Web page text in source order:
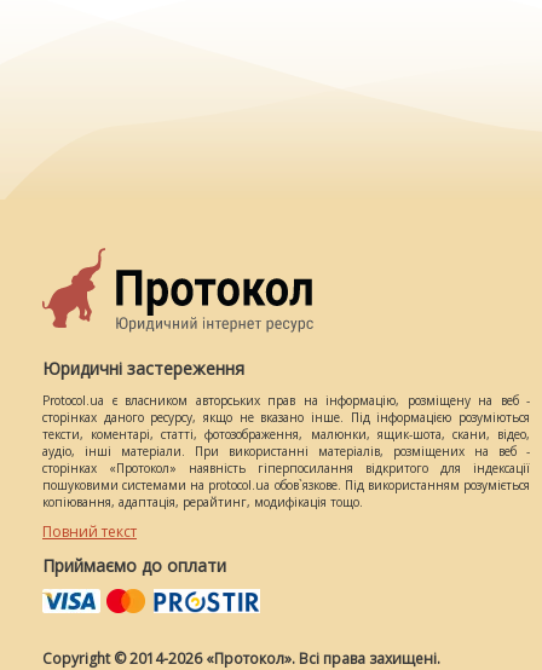
Юридичні застереження
Protocol.ua є власником авторських прав на інформацію, розміщену на веб -
сторінках даного ресурсу, якщо не вказано інше. Під інформацією розуміються
тексти, коментарі, статті, фотозображення, малюнки, ящик-шота, скани, відео,
аудіо, інші матеріали. При використанні матеріалів, розміщених на веб -
сторінках «Протокол» наявність гіперпосилання відкритого для індексації
пошуковими системами на protocol.ua обов`язкове. Під використанням розуміється
копіювання, адаптація, рерайтинг, модифікація тощо.
Повний текст
Приймаємо до оплати
Copyright © 2014-2026 «Протокол». Всі права захищені.